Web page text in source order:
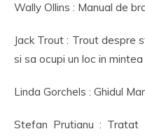
Wally Ollins : Manual de
Jack Trout : Trout despre
si sa ocupi un loc in
Linda Gorchels : Ghidul
Stefan Prutianu : Tratat